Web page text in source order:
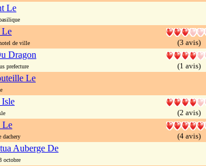
Le
Le
de ville (3 avis)
Dragon
prefecture (1 avis)
Le
(2 avis)
Le
(4 avis)
Auberge De
octobre